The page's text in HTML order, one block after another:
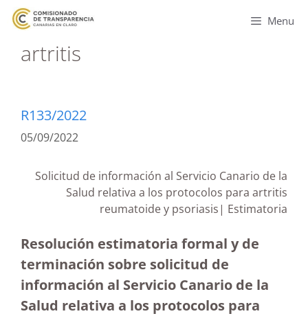
Menu
artritis
R133/2022
05/09/2022
Solicitud de información al Servicio Canario de la
Salud relativa a los protocolos para artritis
reumatoide y psoriasis| Estimatoria
Resolución estimatoria formal y de
terminación sobre solicitud de
información al Servicio Canario de la
Salud relativa a los protocolos para